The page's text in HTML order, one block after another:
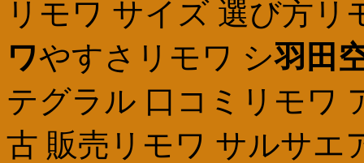
リモワ サイズ 選び方リ
ワやすさリモワ シ羽田
テグラル 口コミリモワ
古 販売リモワ サルサエ